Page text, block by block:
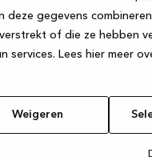
deze gegevens
of die ze hebben
services. Lees hier meer
Weigeren
has occurred